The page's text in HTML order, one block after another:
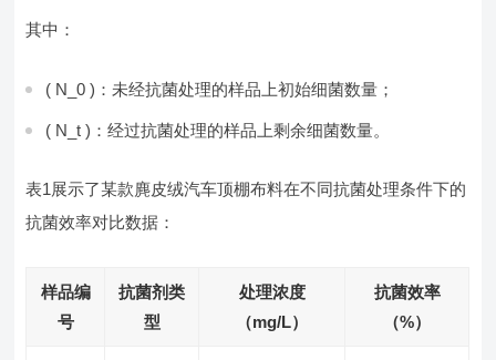
其中：
( N_0 )：未经抗菌处理的样品上初始细菌数量；
( N_t )：经过抗菌处理的样品上剩余细菌数量。
表1展示了某款麂皮绒汽车顶棚布料在不同抗菌处理条件下的
抗菌效率对比数据：
样品编
号
抗菌剂类
型
处理浓度
（mg/L）
抗菌效率
（%）